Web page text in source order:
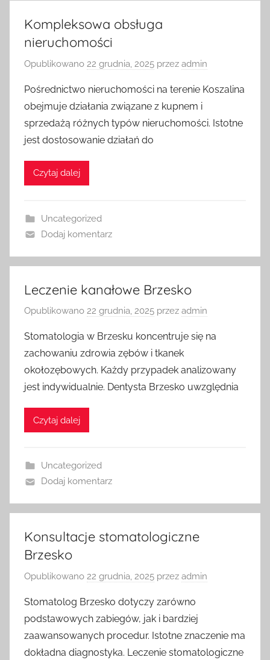
Kompleksowa obsługa
nieruchomości
Opublikowano 22 grudnia, 2025 przez admin
Pośrednictwo nieruchomości na terenie Koszalina
obejmuje działania związane z kupnem i
sprzedażą różnych typów nieruchomości. Istotne
jest dostosowanie działań do
Czytaj dalej
Uncategorized
Dodaj komentarz
Leczenie kanałowe Brzesko
Opublikowano 22 grudnia, 2025 przez admin
Stomatologia w Brzesku koncentruje się na
zachowaniu zdrowia zębów i tkanek
okołozębowych. Każdy przypadek analizowany
jest indywidualnie. Dentysta Brzesko uwzględnia
Czytaj dalej
Uncategorized
Dodaj komentarz
Konsultacje stomatologiczne
Brzesko
Opublikowano 22 grudnia, 2025 przez admin
Stomatolog Brzesko dotyczy zarówno
podstawowych zabiegów, jak i bardziej
zaawansowanych procedur. Istotne znaczenie ma
dokładna diagnostyka. Leczenie stomatologiczne